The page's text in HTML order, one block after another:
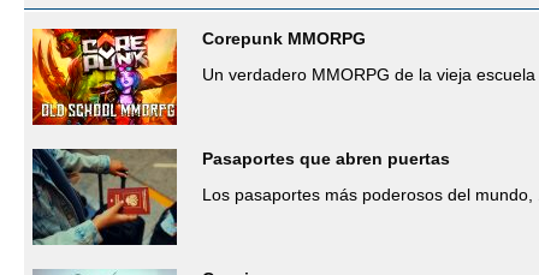
Corepunk MMORPG
Un verdadero MMORPG de la vieja
Pasaportes que abren puertas
Los pasaportes más poderosos del